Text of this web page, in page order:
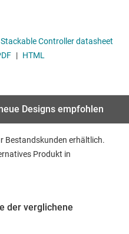
datasheet
| HTML
Designs empfohlen
Bestandskunden erhältlich.
Produkt in
der verglichene